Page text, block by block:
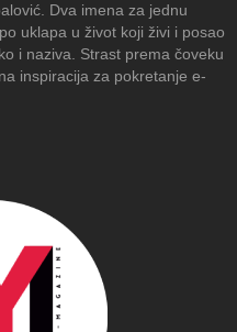
Dva imena za jednu
uklapa u život koji živi i posao
i naziva. Strast prema čoveku
inspiracija za pokretanje e-